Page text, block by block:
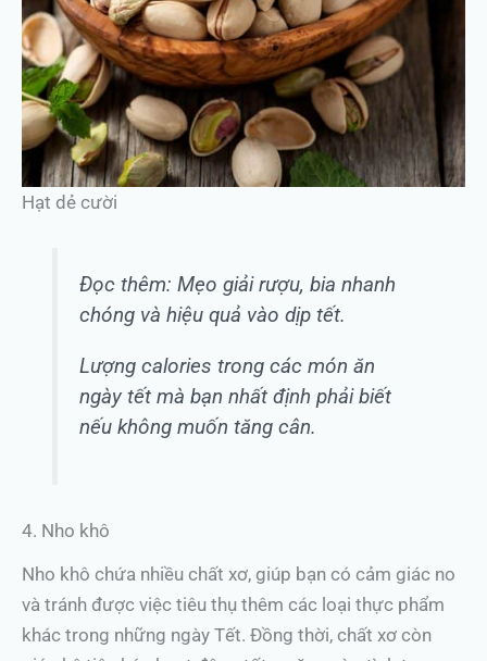
Hạt dẻ cười
Đọc thêm: Mẹo giải rượu, bia nhanh
chóng và hiệu quả vào dịp tết.
Lượng calories trong các món ăn
ngày tết mà bạn nhất định phải biết
nếu không muốn tăng cân.
4. Nho khô
Nho khô chứa nhiều chất xơ, giúp bạn có cảm giác no
và tránh được việc tiêu thụ thêm các loại thực phẩm
khác trong những ngày Tết. Đồng thời, chất xơ còn